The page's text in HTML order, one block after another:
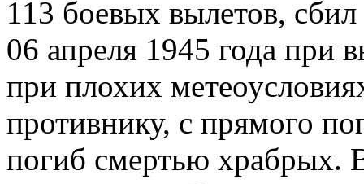
113 боевых вылетов,
06 апреля 1945 года при
при плохих
противнику, с прямого
погиб смертью храбрых.